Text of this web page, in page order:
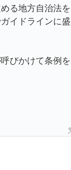
る地方自治法を
イドラインに盛
びかけて条例を